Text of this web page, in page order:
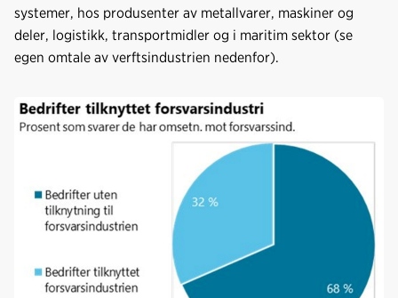
systemer, hos produsenter av metallvarer, maskiner og
deler, logistikk, transportmidler og i maritim sektor (se
egen omtale av verftsindustrien nedenfor).